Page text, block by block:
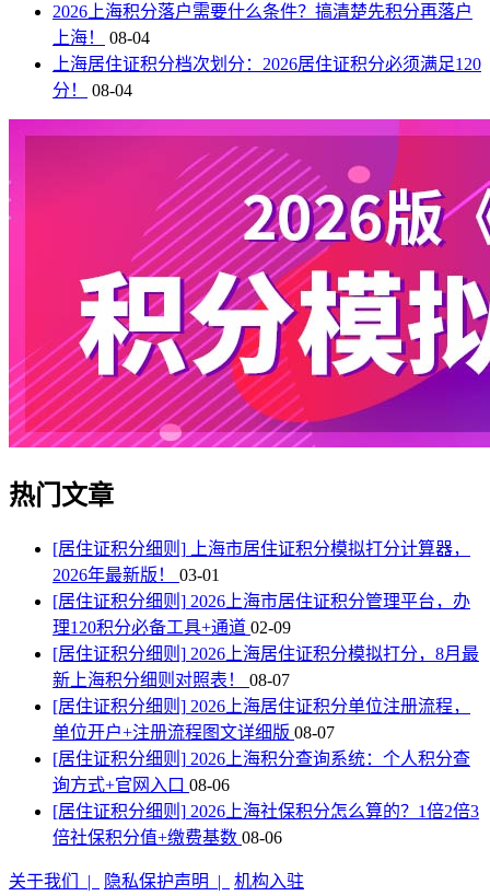
2026上海积分落户需要什么条件？搞清楚先积分再落户
上海！
08-04
上海居住证积分档次划分：2026居住证积分必须满足120
分！
08-04
热门文章
[居住证积分细则] 上海市居住证积分模拟打分计算器，
2026年最新版！ 03-01
[居住证积分细则] 2026上海市居住证积分管理平台，办
理120积分必备工具+通道 02-09
[居住证积分细则] 2026上海居住证积分模拟打分，8月最
新上海积分细则对照表！ 08-07
[居住证积分细则] 2026上海居住证积分单位注册流程，
单位开户+注册流程图文详细版 08-07
[居住证积分细则] 2026上海积分查询系统：个人积分查
询方式+官网入口 08-06
[居住证积分细则] 2026上海社保积分怎么算的？1倍2倍3
倍社保积分值+缴费基数 08-06
关于我们 | 隐私保护声明 | 机构入驻